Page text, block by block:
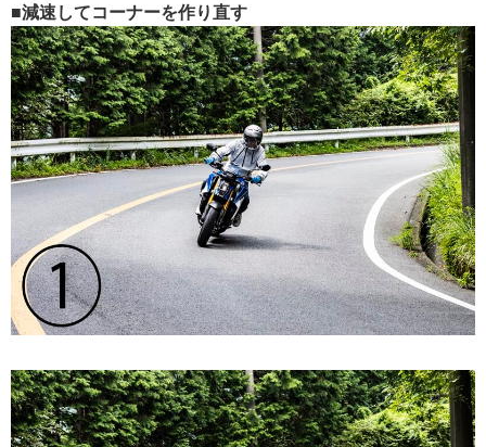
■減速してコーナーを作り直す